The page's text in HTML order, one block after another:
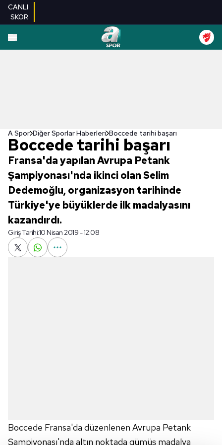
CANLI
SKOR
A Spor Diğer Sporlar Haberleri Boccede tarihi başarı
Boccede tarihi başarı
Fransa'da yapılan Avrupa Petank
Şampiyonası'nda ikinci olan Selim
Dedemoğlu, organizasyon tarihinde
Türkiye'ye büyüklerde ilk madalyasını
kazandırdı.
Giriş Tarihi:10 Nisan 2019 - 12:08
Boccede Fransa'da düzenlenen Avrupa Petank
Şampiyonası'nda altın noktada gümüş madalya